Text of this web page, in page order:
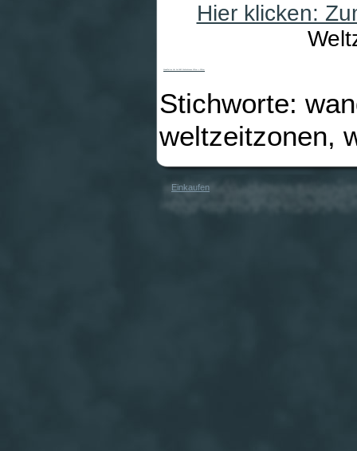
Hier klicken:
Stichworte:
weltzeitzonen,
Einkaufen